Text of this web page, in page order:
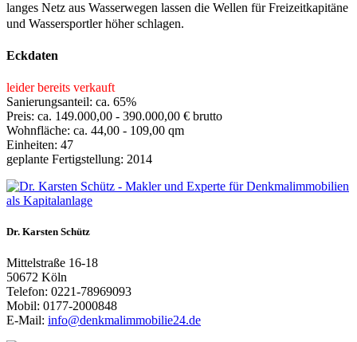
langes Netz aus Wasserwegen lassen die Wellen für Freizeitkapitäne
und Wassersportler höher schlagen.
Eckdaten
leider bereits verkauft
Sanierungsanteil: ca. 65%
Preis: ca. 149.000,00 - 390.000,00 € brutto
Wohnfläche: ca. 44,00 - 109,00 qm
Einheiten: 47
geplante Fertigstellung: 2014
Dr. Karsten Schütz
Mittelstraße 16-18
50672 Köln
Telefon: 0221-78969093
Mobil: 0177-2000848
E-Mail: info@denkmalimmobilie24.de